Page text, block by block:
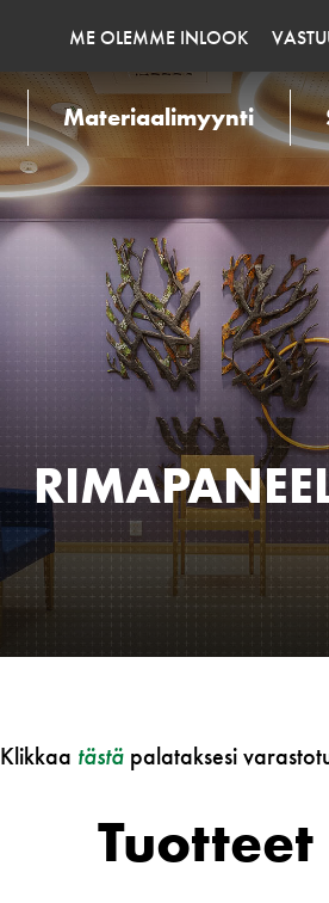
ME OLEMME INLOOK
Materiaalimyynti
Klikkaa tästäpalataksesi
Tuotteet